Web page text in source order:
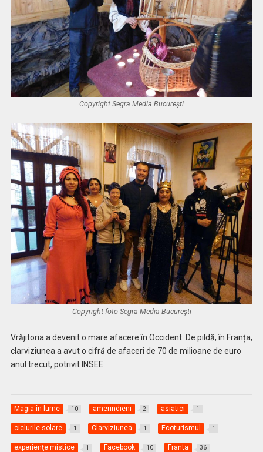
Copyright Segra Media București
Copyright foto Segra Media București
Vrăjitoria a devenit o mare afacere în Occident. De pildă, în Franța,
clarviziunea a avut o cifră de afaceri de 70 de milioane de euro
anul trecut, potrivit INSEE.
Magia în lume 10 amerindieni 2 asiatici 1
ciclurile solare 1 Clarviziunea 1 Ecoturismul 1
experienţe mistice 1 Facebook 10 Franta 36